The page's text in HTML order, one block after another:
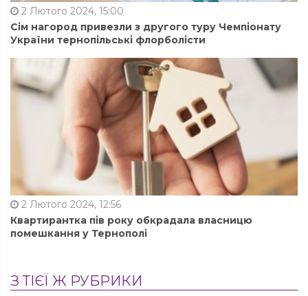
2 Лютого 2024, 15:00
Сім нагород привезли з другого туру Чемпіонату
України тернопільські флорболісти
2 Лютого 2024, 12:56
Квартирантка пів року обкрадала власницю
помешкання у Тернополі
З ТІЄЇ Ж РУБРИКИ